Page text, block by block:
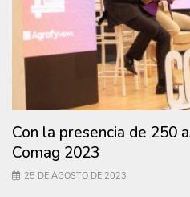
Con la presencia de 250
Comag 2023
25 DE AGOSTO DE 2023